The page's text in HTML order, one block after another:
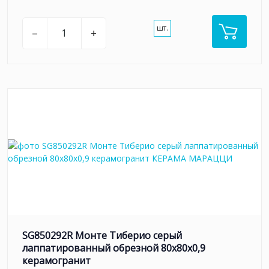
– + шт.
SG850292R Монте Тиберио серый
лаппатированный обрезной 80x80x0,9
керамогранит